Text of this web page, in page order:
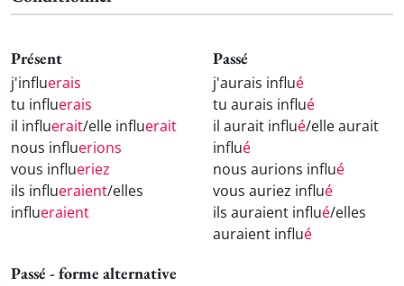
Présent
j'influerais
tu influerais
il influerait/elle influerait
nous influerions
vous influeriez
ils influeraient/elles
influeraient
Passé
j'aurais influé
tu aurais influé
il aurait influé/elle aurait
influé
nous aurions influé
vous auriez influé
ils auraient influé/elles
auraient influé
Passé - forme alternative